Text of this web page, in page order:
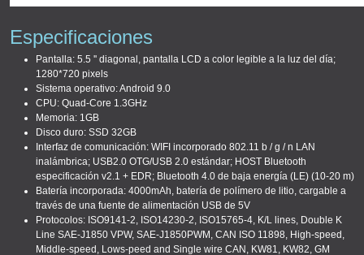
Especificaciones
Pantalla: 5.5 '' diagonal, pantalla LCD a color legible a la luz del día;
1280*720 pixels
Sistema operativo: Android 9.0
CPU: Quad-Core 1.3GHz
Memoria: 1GB
Disco duro: SSD 32GB
Interfaz de comunicación: WIFI incorporado 802.11 b / g / n LAN
inalámbrica; USB2.0 OTG/USB 2.0 estándar; HOST Bluetooth
especificación v2.1 + EDR; Bluetooth 4.0 de baja energía (LE) (10-20 m)
Batería incorporada: 4000mAh, batería de polímero de litio, cargable a
través de una fuente de alimentación USB de 5V
Protocolos: ISO9141-2, ISO14230-2, ISO15765-4, K/L lines, Double K
Line SAE-J1850 VPW, SAE-J1850PWM, CAN ISO 11898, High-speed,
Middle-speed, Lows-peed and Single wire CAN, KW81, KW82, GM